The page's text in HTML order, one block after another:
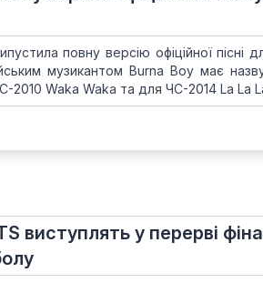
повну версію офіційної пісні
музикантом Burna Boy має
2010 Waka Waka та для ЧС-2014 La La
виступлять у перерві